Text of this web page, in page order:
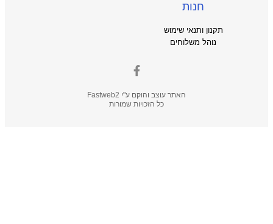
חנות
תקנון ותנאי שימוש
נוהל משלוחים
האתר עוצב והוקם ע"י Fastweb2
כל הזכויות שמורות